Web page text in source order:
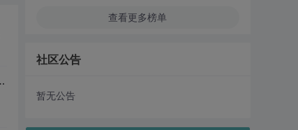
车床自动回转刀架结构设计、
查看更多榜单
社区公告
暂无公告